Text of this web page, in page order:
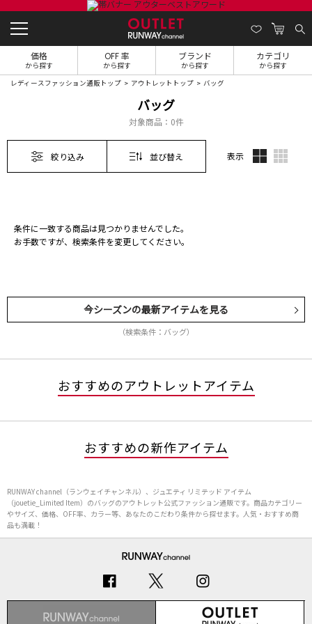
価格
から探す
OFF 率
から探す
ブランド
から探す
カテゴリ
から探す
レディースファッション通販トップ アウトレットトップ バッグ
バッグ
対象商品： 0件
絞り込み 並び替え 表示
条件に一致する商品は見つかりませんでした。
お手数ですが、検索条件を変更してください。
今シーズンの最新アイテムを見る
（検索条件：バッグ）
おすすめのアウトレットアイテム
おすすめの新作アイテム
RUNWAY channel（ランウェイチャンネル）、ジュエティ リミテッド アイテム
（jouetie_Limited Item）のバッグのアウトレット公式ファッション通販です。商品カテゴリー
やサイズ、価格、OFF率、カラー等、あなたのこだわり条件から探せます。人気・おすすめ商
品も満載！